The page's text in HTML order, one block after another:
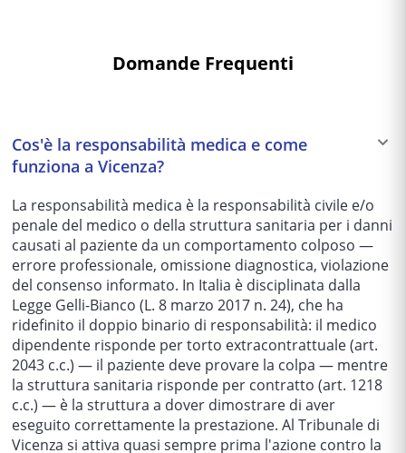
Domande Frequenti
Cos'è la responsabilità medica e come
funziona a Vicenza?
La responsabilità medica è la responsabilità civile e/o
penale del medico o della struttura sanitaria per i danni
causati al paziente da un comportamento colposo —
errore professionale, omissione diagnostica, violazione
del consenso informato. In Italia è disciplinata dalla
Legge Gelli-Bianco (L. 8 marzo 2017 n. 24), che ha
ridefinito il doppio binario di responsabilità: il medico
dipendente risponde per torto extracontrattuale (art.
2043 c.c.) — il paziente deve provare la colpa — mentre
la struttura sanitaria risponde per contratto (art. 1218
c.c.) — è la struttura a dover dimostrare di aver
eseguito correttamente la prestazione. Al Tribunale di
Vicenza si attiva quasi sempre prima l'azione contro la